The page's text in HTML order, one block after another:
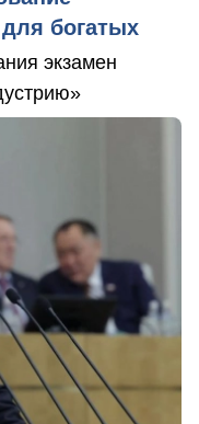
богатых
экзамен